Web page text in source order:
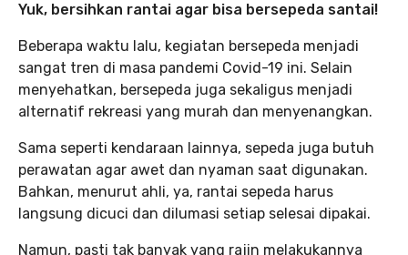
Yuk, bersihkan rantai agar bisa bersepeda santai!
Beberapa waktu lalu, kegiatan bersepeda menjadi
sangat tren di masa pandemi Covid-19 ini. Selain
menyehatkan, bersepeda juga sekaligus menjadi
alternatif rekreasi yang murah dan menyenangkan.
Sama seperti kendaraan lainnya, sepeda juga butuh
perawatan agar awet dan nyaman saat digunakan.
Bahkan, menurut ahli, ya, rantai sepeda harus
langsung dicuci dan dilumasi setiap selesai dipakai.
Namun, pasti tak banyak yang rajin melakukannya